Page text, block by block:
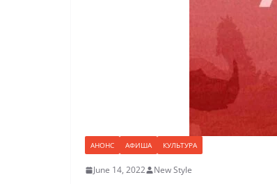
АНОНС АФИША КУЛЬТУРА
June 14, 2022 New Style